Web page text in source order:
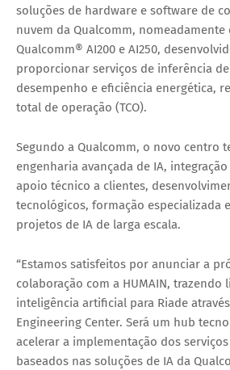
soluções de hardware e software de
nuvem da Qualcomm, nomeadamente
Qualcomm® AI200 e AI250,
proporcionar serviços de inferência
desempenho e eficiência energética,
total de operação (TCO).
Segundo a Qualcomm, o novo centro
engenharia avançada de IA,
apoio técnico a clientes,
tecnológicos, formação especializada
projetos de IA de larga escala.
“Estamos satisfeitos por anunciar a
colaboração com a HUMAIN, trazendo
inteligência artificial para Riade
Engineering Center. Será um hub
acelerar a implementação dos
baseados nas soluções de IA da